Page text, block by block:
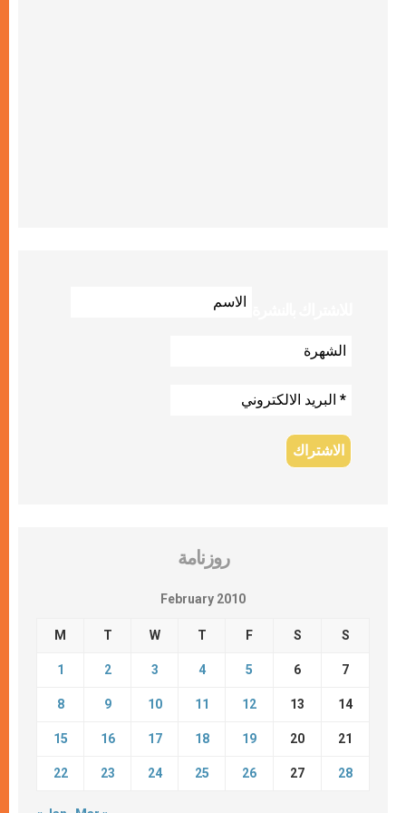
روزنامة
February 2010
M T W T F S S
1 2 3 4 5 6 7
8 9 10 11 12 13 14
15 16 17 18 19 20 21
22 23 24 25 26 27 28